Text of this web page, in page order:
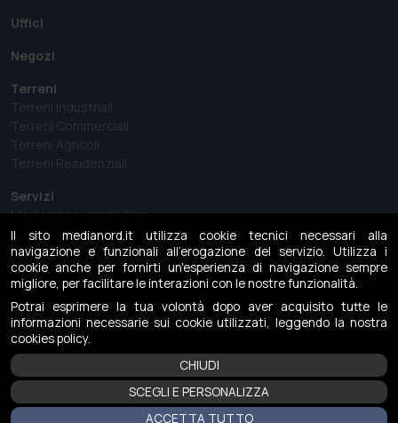
Uffici
Negozi
Terreni
Terreni Industriali
Terreni Commerciali
Terreni Agricoli
Terreni Residenziali
Servizi
Mediazione immobiliare
Perizie e Analisi del mercato immobiliare
Consulenza immobiliare
Gestione aste immobiliari
MediaNews
Case history
Contattaci
Il sito medianord.it utilizza cookie tecnici necessari alla
navigazione e funzionali all'erogazione del servizio. Utilizza i
cookie anche per fornirti un'esperienza di navigazione sempre
migliore, per facilitare le interazioni con le nostre funzionalità.
Potrai esprimere la tua volontà dopo aver acquisito tutte le
informazioni necessarie sui cookie utilizzati, leggendo la nostra
cookies policy.
CHIUDI
SCEGLI E PERSONALIZZA
ACCETTA TUTTO